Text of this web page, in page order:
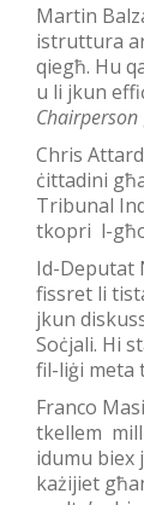
Martin
istruttura
qiegħ. Hu
u li jkun
Chairperson
Chris
ċittadini
Tribunal
tkopri l-
Id-Deputat
fissret li
jkun
Soċjali. Hi
fil-liġi meta
Franco
tkellem
idumu biex
każijiet